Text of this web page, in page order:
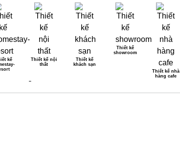
kế
Thiết kế nội
thất
Thiết kế
khách sạn
Thiết kế
showroom
Thiết kế nhà
hàng cafe
ĐẸP TRONG NĂM 2025